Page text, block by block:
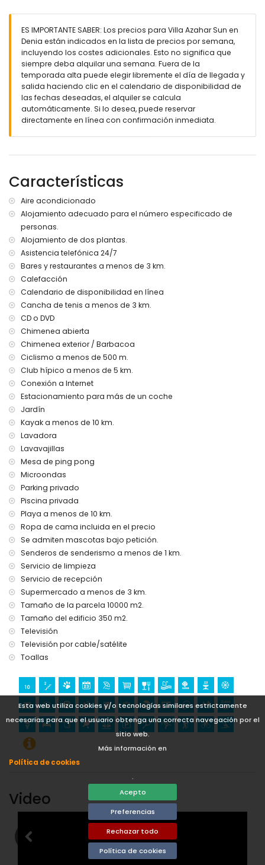
Esta web utiliza cookies y/o tecnologías similares estrictamente
necesarias para que el usuario obtenga una correcta navegación por el
sitio web.
Más información en
Política de cookies
.
Acepto
Preferencias
Rechazar todo
Política de cookies
Cocina totalmente equipada y moderna con todos los
electrodomésticos
Trastero con nevera adicional y lavadora
Planta principal lateral (se puede cerrar bajo petición):
2 dormitorios con cama de matrimonio
Dormitorio con cama de matrimonio, con baño ensuite y
vestidor
Cuarto de ducha con WC en suite
Cuarto de ducha grande con WC
Planta superior:
Dormitorio con cama de matrimonio
Dormitorio con cama de matrimonio
Terraza con sofa lounge
Gran garaje para max. 2 coches con acceso directo a la
vivienda
Mesa ping pong en el garaje
Exterior:
Piscina 8 x 4
Pergola con tumbonas
Terraza cubierta con comedor y sofa lounge
Jardín con varios árboles y un poco de césped
Parcela completamente cerrada
Aparcamiento en la parcela
Extras y equipamiento:
Aire acondicionado en los dormitorios planta principal
Aire acondicionado central para la casa principal
WIFI gratuito
TV Smart via internet, WII y Nintendo
Plancha y tabla de planchar
Perros bajo petición
Cuna y trona bajo petición
Instalaciones y servicios con suplemento de precio
limpieza semanal
cama adicional y camas infantiles/cunas (bajo petición)
Entretenimiento y actividades de ocio para sus vacaciones en
Denia, Costa Blanca
cine y bar (a menos de 5 kilómetros de la casa)
Lugares de interés y cultura en Denia, Costa Blanca
iglesia (a menos de 5 kilómetros del alojamiento)
museo y castillo (Castillo de Denia) (a menos de 10
kilómetros del alojamiento)
senderismo y ciclismo (a menos de 1000 metros de la villa)
tenis y equitación (a menos de 5 kilómetros de la villa)
(a menos de 10 kilómetros de la villa)
pesca y surf (a menos de 25 kilómetros de la villa)
ES IMPORTANTE SABER: Los precios para Villa Azahar Sun en
Denia están indicados en la lista de precios por semana,
incluyendo los costes adicionales. Esto no significa que
siempre deba alquilar una semana. Fuera de la
temporada alta puede elegir libremente el día de llegada y
salida haciendo clic en el calendario de disponibilidad de
las fechas deseadas, el alquiler se calcula
automáticamente. Si lo desea, puede reservar
directamente en línea con confirmación inmediata.
Características
Aire acondicionado
Alojamiento adecuado para el número especificado de
personas.
Alojamiento de dos plantas.
Asistencia telefónica 24/7
Bares y restaurantes a menos de 3 km.
Calefacción
Calendario de disponibilidad en línea
Cancha de tenis a menos de 3 km.
CD o DVD
Chimenea abierta
Chimenea exterior / Barbacoa
Ciclismo a menos de 500 m.
Club hípico a menos de 5 km.
Conexión a Internet
Estacionamiento para más de un coche
Jardín
Kayak a menos de 10 km.
Lavadora
Lavavajillas
Mesa de ping pong
Microondas
Parking privado
Piscina privada
Playa a menos de 10 km.
Ropa de cama incluida en el precio
Se admiten mascotas bajo petición.
Senderos de senderismo a menos de 1 km.
Servicio de limpieza
Servicio de recepción
Supermercado a menos de 3 km.
Tamaño de la parcela 10000 m2.
Tamaño del edificio 350 m2.
Televisión
Televisión por cable/satélite
Toallas
Video